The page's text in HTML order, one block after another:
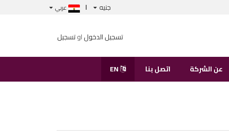
جنيه عربي
تسجيل الدخولاوتسجيل
عن الشركة اتصل بنا